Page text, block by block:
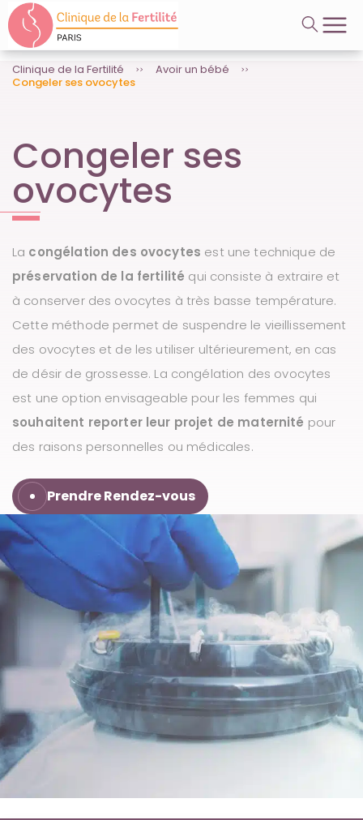
e
Videos
Clinique de la Fertilité
Avoir un bébé
Congeler ses ovocytes
Congeler ses
ovocytes
La congélation des ovocytes est une technique de
préservation de la fertilité qui consiste à extraire et
à conserver des ovocytes à très basse température.
Cette méthode permet de suspendre le vieillissement
des ovocytes et de les utiliser ultérieurement, en cas
de désir de grossesse. La congélation des ovocytes
est une option envisageable pour les femmes qui
souhaitent reporter leur projet de maternité pour
des raisons personnelles ou médicales.
Prendre Rendez-vous